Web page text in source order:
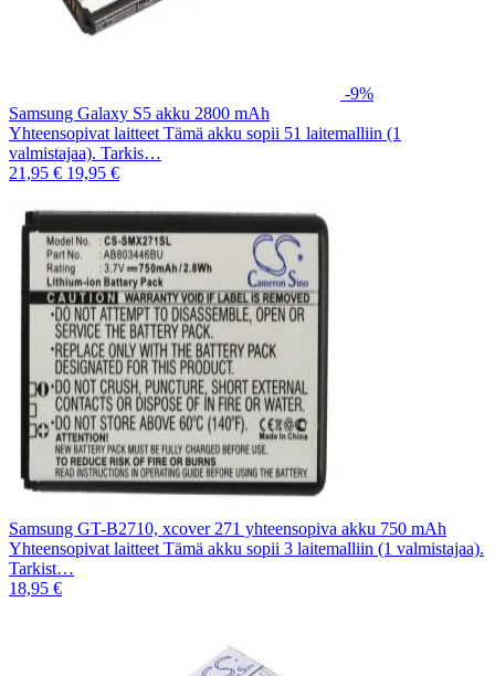
-9%
Samsung Galaxy S5 akku 2800 mAh
Yhteensopivat laitteet Tämä akku sopii 51 laitemalliin (1
valmistajaa). Tarkis…
21,95 € 19,95 €
Samsung GT-B2710, xcover 271 yhteensopiva akku 750 mAh
Yhteensopivat laitteet Tämä akku sopii 3 laitemalliin (1 valmistajaa).
Tarkist…
18,95 €